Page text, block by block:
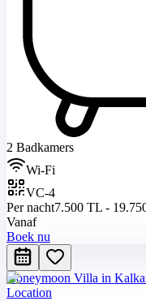
2 Badkamers
Wi-Fi
VC-4
Per nacht7.500 TL -
Vanaf
Boek nu
Honeymoon Villa in
Location